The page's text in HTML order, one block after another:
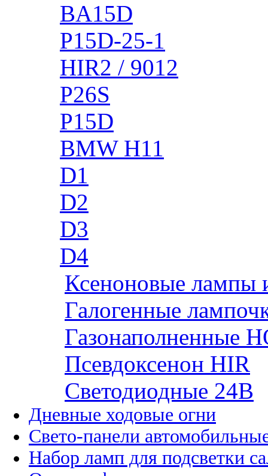
BA15D
P15D-25-1
HIR2 / 9012
P26S
P15D
BMW H11
D1
D2
D3
D4
Ксеноновые лампы
Галогенные
Газонаполненные
Псевдоксенон HIR
Cветодиодные 24B
Дневные ходовые огни
Свето-панели
Набор ламп для подсветки